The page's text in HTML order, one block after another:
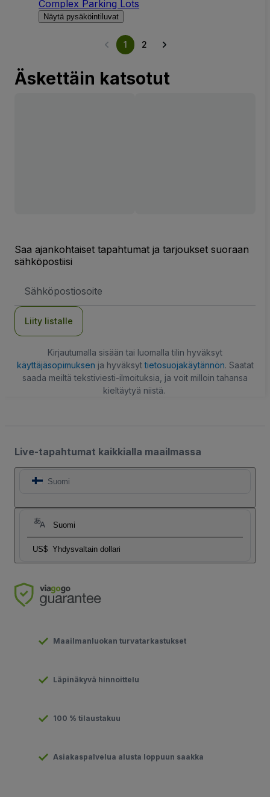
Complex Parking Lots
Näytä pysäköintiluvat
1 2
Äskettäin katsotut
Saa ajankohtaiset tapahtumat ja tarjoukset suoraan
sähköpostiisi
Liity listalle
Kirjautumalla sisään tai luomalla tilin hyväksyt
käyttäjäsopimuksen ja hyväksyttietosuojakäytännön. Saatat
saada meiltä tekstiviesti-ilmoituksia, ja voit milloin tahansa
kieltäytyä niistä.
Live-tapahtumat kaikkialla maailmassa
Suomi
Suomi
US$ Yhdysvaltain dollari
Maailmanluokan turvatarkastukset
Läpinäkyvä hinnoittelu
100 % tilaustakuu
Asiakaspalvelua alusta loppuun saakka